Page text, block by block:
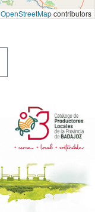
OpenStreetMapcontributors